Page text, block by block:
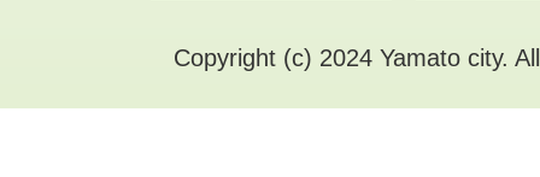
Copyright (c) 2024 Yamato city.